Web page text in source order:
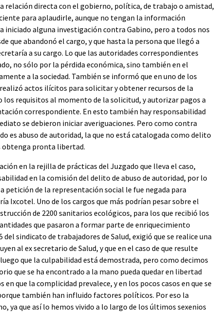
relación directa con el gobierno, política, de trabajo o amistad,
para aplaudirle, aunque no tengan la información
iniciado alguna investigación contra Gabino, pero a todos nos
que abandonó el cargo, y que hasta la persona que llegó a
a su cargo. Lo que las autoridades correspondientes
no sólo por la pérdida económica, sino también en el
a la sociedad. También se informó que en uno de los
actos ilícitos para solicitar y obtener recursos de la
los requisitos al momento de la solicitud, y autorizar pagos a
correspondiente. En esto también hay responsabilidad
se debieron iniciar averiguaciones. Pero como contra
es abuso de autoridad, la que no está catalogada como delito
obtenga pronta libertad.
en la rejilla de prácticas del Juzgado que lleva el caso,
en la comisión del delito de abuso de autoridad, por lo
petición de la representación social le fue negada para
Ixcotel. Uno de los cargos que más podrían pesar sobre el
de 2200 sanitarios ecológicos, para los que recibió los
que pasaron a formar parte de enriquecimiento
sindicato de trabajadores de Salud, exigió que se realice una
al ex secretario de Salud, y que en el caso de que resulte
que la culpabilidad está demostrada, pero como decimos
que se ha encontrado a la mano pueda quedar en libertad
que la complicidad prevalece, y en los pocos casos en que se
también han influido factores políticos. Por eso la
ya que así lo hemos vivido a lo largo de los últimos sexenios